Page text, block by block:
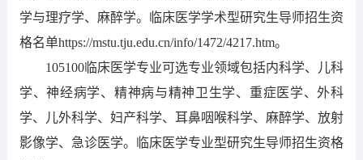
学与理疗学、麻醉学。临床医学学术型研究生导师招生资
格名单https://mstu.tju.edu.cn/info/1472/4217.htm。
105100临床医学专业可选专业领域包括内科学、儿科
学、神经病学、精神病与精神卫生学、重症医学、外科
学、儿外科学、妇产科学、耳鼻咽喉科学、麻醉学、放射
影像学、急诊医学。临床医学专业型研究生导师招生资格